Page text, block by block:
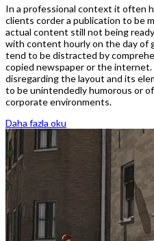
In a professional context it often
clients corder a publication to be
actual content still not being
with content hourly on the day of
tend to be distracted by
copied newspaper or the
disregarding the layout and its
to be unintendedly humorous or
corporate environments.
Daha fazla oku